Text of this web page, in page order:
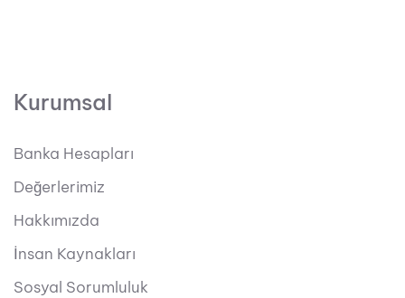
Kurumsal
Banka Hesapları
Değerlerimiz
Hakkımızda
İnsan Kaynakları
Sosyal Sorumluluk